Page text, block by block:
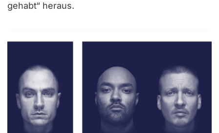
gehabt“ heraus.